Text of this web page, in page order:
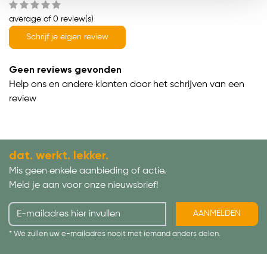
average of 0 review(s)
Schrijf je eigen review
Geen reviews gevonden
Help ons en andere klanten door het schrijven van een
review
dat. werkt. lekker.
Mis geen enkele aanbieding of actie.
Meld je aan voor onze nieuwsbrief!
AANMELDEN
* We zullen uw e-mailadres nooit met iemand anders delen.